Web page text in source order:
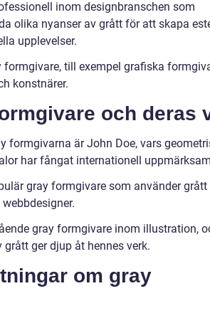
inom designbranschen som
olika nyanser av grått för att skapa
upplevelser.
till exempel grafiska
konstnärer.
och deras
formgivarna är John Doe, vars
har fångat internationell
gray formgivare som använder
gray formgivare inom illustration,
ger djup åt hennes verk.
om gray